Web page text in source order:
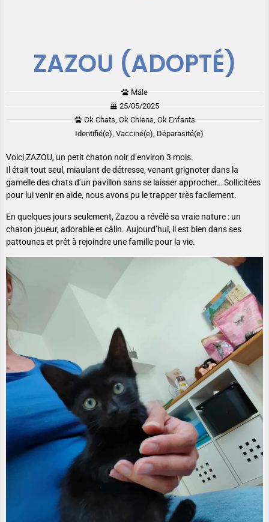
ZAZOU (ADOPTÉ)
Mâle
25/05/2025
Ok Chats, Ok Chiens, Ok Enfants
Identifié(e), Vacciné(e), Déparasité(e)
Voici ZAZOU, un petit chaton noir d’environ 3 mois.
Il était tout seul, miaulant de détresse, venant grignoter dans la
gamelle des chats d’un pavillon sans se laisser approcher… Sollicitées
pour lui venir en aide, nous avons pu le trapper très facilement.
En quelques jours seulement, Zazou a révélé sa vraie nature : un
chaton joueur, adorable et câlin. Aujourd’hui, il est bien dans ses
pattounes et prêt à rejoindre une famille pour la vie.